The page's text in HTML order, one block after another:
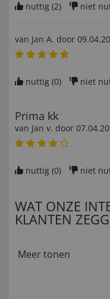
nuttig (2) niet
van Jan A. door
nuttig (0) niet
Prima kk
van Jan v. door
nuttig (0) niet
WAT ONZE
KLANTEN
Meer tonen